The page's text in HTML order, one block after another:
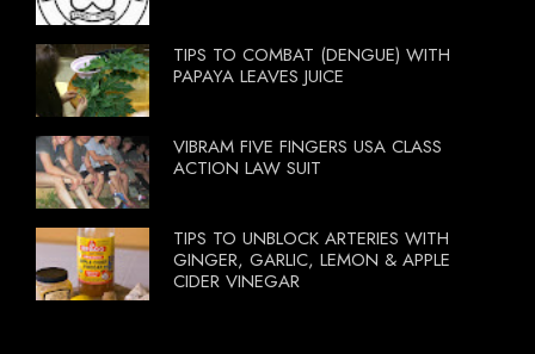
TIPS TO COMBAT (DENGUE) WITH
PAPAYA LEAVES JUICE
VIBRAM FIVE FINGERS USA CLASS
ACTION LAW SUIT
TIPS TO UNBLOCK ARTERIES WITH
GINGER, GARLIC, LEMON & APPLE
CIDER VINEGAR